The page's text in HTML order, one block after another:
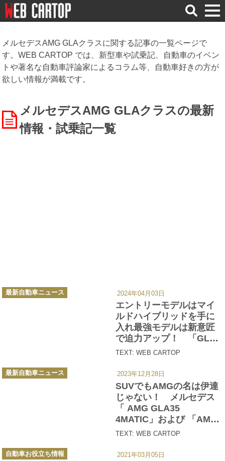
検
索
メルセデスAMG GLAクラスに関する記事の一覧ページで
す。WEB CARTOP では、新型車や試乗記、自動車のイベン
トや著名な自動車評論家によるコラム等、自動車好きの方が
欲しい情報が満載です。
メルセデスAMG GLAクラスの最新
情報・試乗記一覧
エントリーモデルはマイ
ルドハイブリッドを手に
入れ最強モデルは新意匠
で迫力アップ！ 「GLA
180」と「AMG GLA 45 S
ェンジ
TEXT: WEB CARTOP
カ
テ
最新自動車ニュース 2024年04月03日
SUVでもAMGの名は伊達
じゃない！ メルセデス
「 AMG GLA35
4MATIC」および 「AMG
GLB35 4MATIC」がモデ
TEXT: WEB CARTOP
カ
テ
最新自動車ニュース 2023年12月28日
カ
テ
自動車お役立ち情報 2021年03月05日